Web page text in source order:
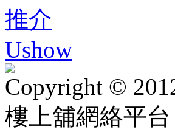
推介
Ushow
Copyright ©
樓上舖網絡平